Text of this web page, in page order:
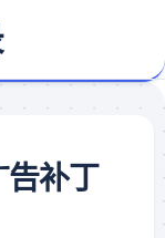
告补丁